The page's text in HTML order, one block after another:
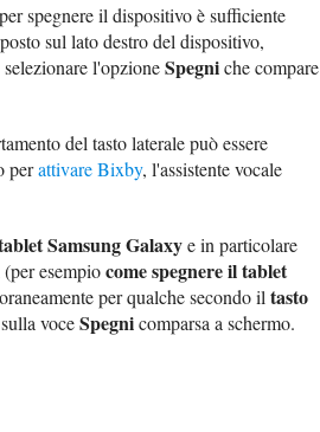
spegnere il dispositivo è sufficiente
sul lato destro del dispositivo,
l'opzioneSpegniche compare
del tasto laterale può essere
perattivare Bixby, l'assistente vocale
Samsung Galaxye in particolare
esempiocome spegnere il tablet
per qualche secondo il tasto
voceSpegnicomparsa a schermo.